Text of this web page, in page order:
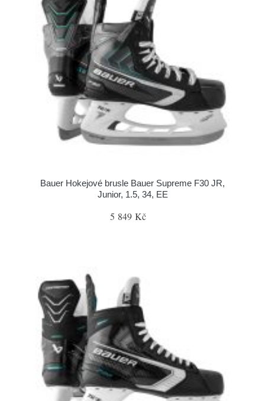
Bauer Hokejové brusle Bauer Supreme F30 JR,
Junior, 1.5, 34, EE
5 849 Kč